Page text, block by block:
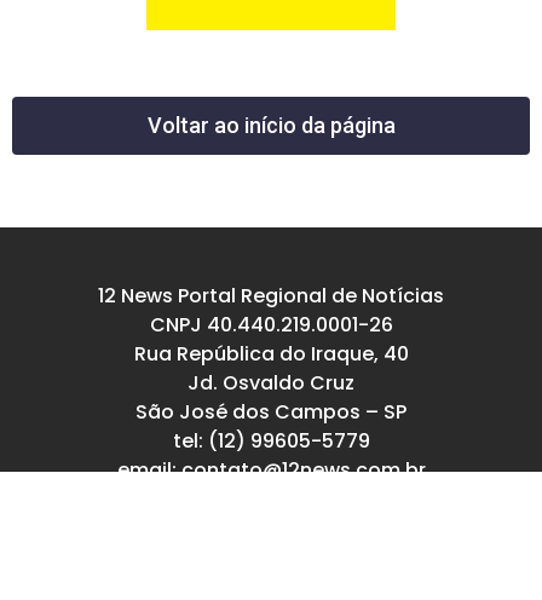
Voltar ao início da página
12 News Portal Regional de Notícias
CNPJ 40.440.219.0001-26
Rua República do Iraque, 40
Jd. Osvaldo Cruz
São José dos Campos – SP
tel: (12) 99605-5779
email: contato@12news.com.br